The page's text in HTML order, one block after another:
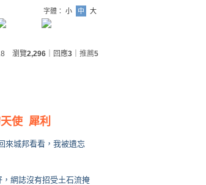
字體： 小 中
大
瀏覽2,296 ｜回應3 推薦5
使 犀利
來城邦看看，我被遺忘
網誌沒有招受土石流掩